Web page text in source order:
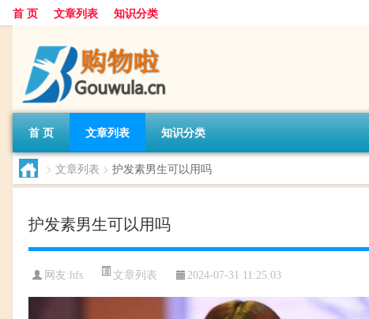
首 页 文章列表 知识分类
首 页 文章列表 知识分类
> 文章列表 > 护发素男生可以用吗
护发素男生可以用吗
网友:hfs 文章列表 2024-07-31 11:25:03